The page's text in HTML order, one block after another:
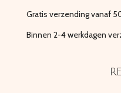
Gratis verzending vanaf
Binnen 2-4 werkdagen